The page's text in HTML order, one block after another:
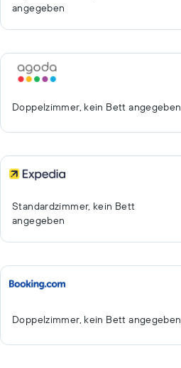
angegeben
Doppelzimmer, kein Bett angegeben
Standardzimmer, kein Bett
angegeben
Doppelzimmer, kein Bett angegeben